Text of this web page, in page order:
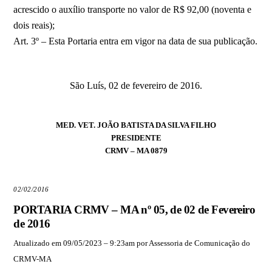
acrescido o auxílio transporte no valor de R$ 92,00 (noventa e
dois reais);
Art. 3º – Esta Portaria entra em vigor na data de sua publicação.
São Luís, 02 de fevereiro de 2016.
MED. VET. JOÃO BATISTA DA SILVA FILHO
PRESIDENTE
CRMV – MA 0879
02/02/2016
PORTARIA CRMV – MA nº 05, de 02 de Fevereiro
de 2016
Atualizado em 09/05/2023 – 9:23am por Assessoria de Comunicação do
CRMV-MA